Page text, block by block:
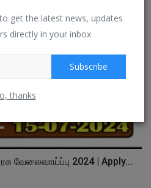
get the latest news, updates
directly in your inbox
Subscribe
thanks
வேலைவாய்ப்பு 2024 | Apply...